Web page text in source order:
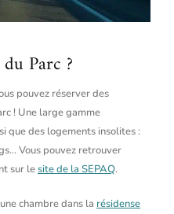
Parc ?
pouvez réserver des
! Une large gamme
que des logements insolites :
Vous pouvez retrouver
sur lesite de la SEPAQ.
chambre dans la résidense